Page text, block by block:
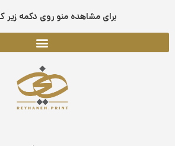
برای مشاهده منو روی دکمه زیر